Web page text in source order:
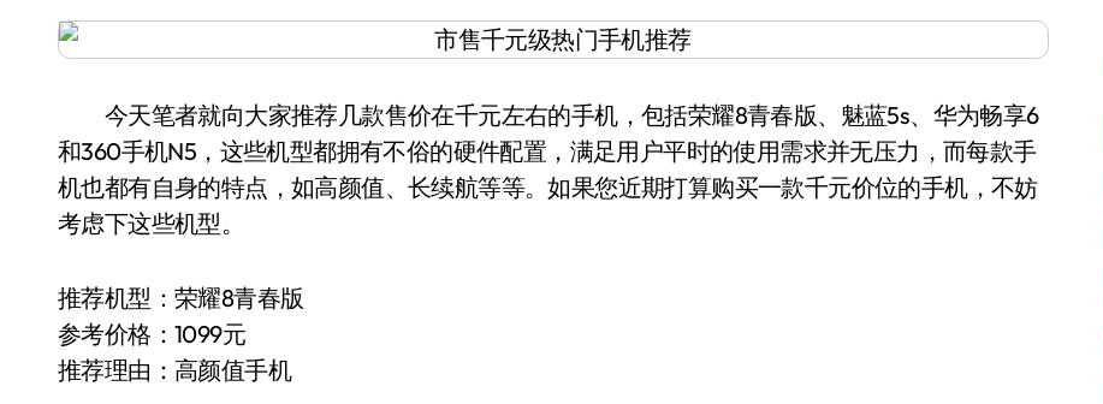
今天笔者就向大家推荐几款售价在千元左右的手机，包括荣耀8青春版、魅蓝5s、华为畅享6
和360手机N5，这些机型都拥有不俗的硬件配置，满足用户平时的使用需求并无压力，而每款手
机也都有自身的特点，如高颜值、长续航等等。如果您近期打算购买一款千元价位的手机，不妨
考虑下这些机型。
推荐机型：荣耀8青春版
参考价格：1099元
推荐理由：高颜值手机